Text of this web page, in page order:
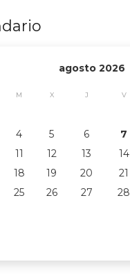
agosto 2026
M X J V
4 5 6 7
11 12 13 14
18 19 20 21
25 26 27 28